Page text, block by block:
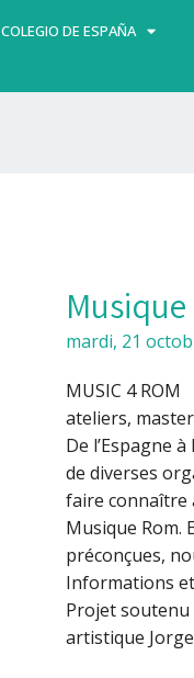
COLEGIO DE ESPAÑA
Musique
mardi, 21
MUSIC 4 ROM
ateliers,
De l’Espagne
de diverses
faire connaître
Musique Rom.
préconçues,
Informations
Projet soutenu
artistique